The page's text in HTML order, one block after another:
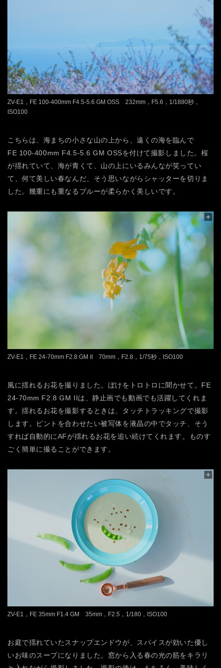
ZV-E1，FE 100-400mm F4.5-5.6 GM OSS 232mm，F5.6，1/1880秒，
ISO100
こちらは、海まちの小さな山の上から、遠くの海を臨んで
FE 100-400mm F4.5-5.6 GM OSSを付けて撮影しました。桜
が揺れていて、海が青くて、山の上にいるみんなが笑ってい
て、何て美しい春なんだ、そう思いながらシャッターを切りま
した。幾重にも重なるブルーが柔らかく美しいです。
ZV-E1，FE 24-70mm F2.8 GM II 70mm，F2.8，1/75秒，ISO100
風に揺れるお花を撮りました。ぼけをトロトロに聞かせて。FE
24-70mm F2.8 GM IIは、静止画でも動画でも活躍してくれま
す。揺れるお花を撮影するときは、タッチトラッキングで撮影
します。ピントを合わせたい被写体を液晶の中でタッチ、そう
すれば自動的にAFが揺れるお花を追い続けてくれます。ものす
ごく簡単に撮ることができます。
ZV-E1，FE 35mm F1.4 GM 35mm，F2.5，1/180，ISO100
お庭で揺れていたスナップエンドウが、スパイスが効いた優し
いお味のスープになりました。窓から入る春の光の筋をキラリ